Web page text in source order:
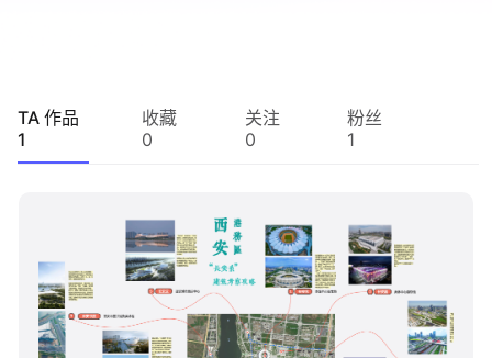
知识分享社区
TA 作品
1
收藏
0
关注
0
粉丝
1
boardmix